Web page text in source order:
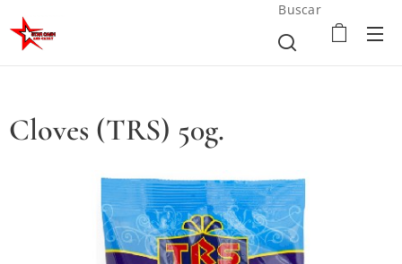
Buscar
Cloves (TRS) 50g.